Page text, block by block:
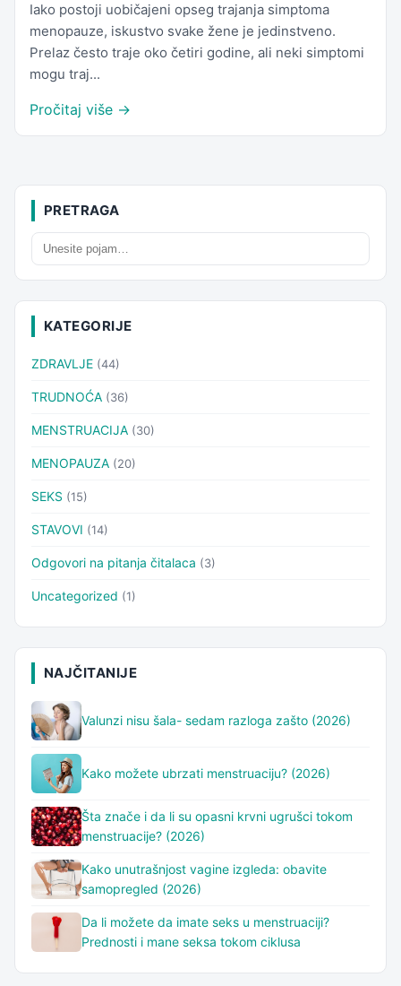
Iako postoji uobičajeni opseg trajanja simptoma
menopauze, iskustvo svake žene je jedinstveno.
Prelaz često traje oko četiri godine, ali neki simptomi
mogu traj...
Pročitaj više →
PRETRAGA
KATEGORIJE
ZDRAVLJE (44)
TRUDNOĆA (36)
MENSTRUACIJA (30)
MENOPAUZA (20)
SEKS (15)
STAVOVI (14)
Odgovori na pitanja čitalaca (3)
Uncategorized (1)
NAJČITANIJE
Valunzi nisu šala- sedam razloga zašto (2026)
Kako možete ubrzati menstruaciju? (2026)
Šta znače i da li su opasni krvni ugrušci tokom
menstruacije? (2026)
Kako unutrašnjost vagine izgleda: obavite
samopregled (2026)
Da li možete da imate seks u menstruaciji?
Prednosti i mane seksa tokom ciklusa